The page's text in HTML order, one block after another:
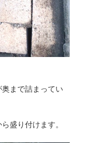
まで詰まってい
盛り付けます。